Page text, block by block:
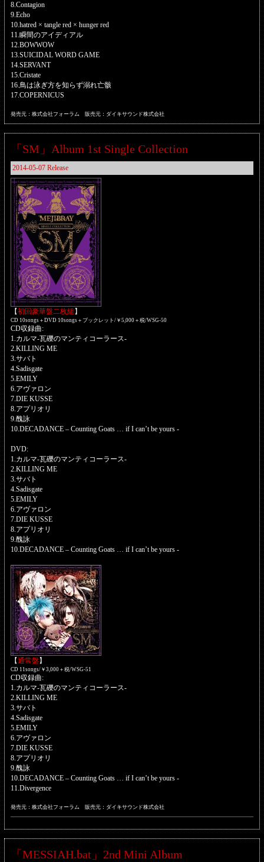
8.Contagion
9.Echo
10.hatred × tangle red × hunger red
11.瞬間のアイディアル
12.BOWWOW
13.SUICIDAL WORD GAME
14.SERVANT
15.Cristate
16.鳥は泳ぎ方を知らず溺れ亡骸
17.COPERNICUS
発売元：株式会社フォーラム 販売元：ダイキサウンド株式会社
「SM」Album 1st Single Collection
2014-05-07 Release
【初回豪華盤二枚組 】
CD 10songs＋DVD 10songs＋ブックレット/￥5,000＋税/WSG-50
CD収録曲:
1.カルマ-瓦礫のマンティコーラース-
2.KILLING ME
3.サバト
4.Sadisgate
5.EMILY
6.アヴァロン
7.DIE KUSSE
8.アプリオリ
9.醜詠
10.DECADANCE – Counting Goats … if I can’t be yours -
DVD:
1.カルマ-瓦礫のマンティコーラース-
2.KILLING ME
3.サバト
4.Sadisgate
5.EMILY
6.アヴァロン
7.DIE KUSSE
8.アプリオリ
9.醜詠
10.DECADANCE – Counting Goats … if I can’t be yours -
【通常盤】
CD 11songs/￥3,000＋税/WSG-51
CD収録曲:
1.カルマ-瓦礫のマンティコーラース-
2.KILLING ME
3.サバト
4.Sadisgate
5.EMILY
6.アヴァロン
7.DIE KUSSE
8.アプリオリ
9.醜詠
10.DECADANCE – Counting Goats … if I can’t be yours -
11.Divergence
発売元：株式会社フォーラム 販売元：ダイキサウンド株式会社
「MESSIAH.bat」2nd Mini Album